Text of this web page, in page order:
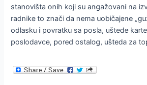
stanovišta onih koji su angažovani na
radnike to znači da nema uobičajene
odlasku i povratku sa posla, uštede
poslodavce, pored ostalog, ušteda za